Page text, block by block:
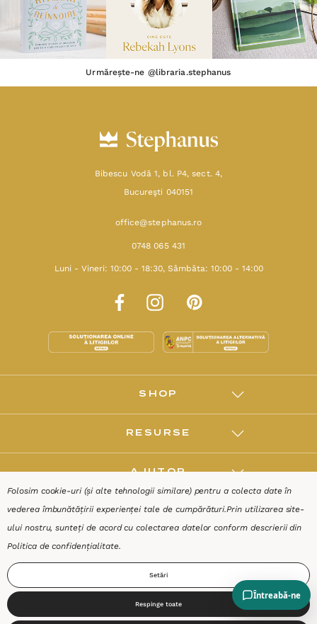
Urmărește-ne @libraria.stephanus
Bibescu Vodă 1, bl. P4, sect. 4,
Bucureşti 040151
office@stephanus.ro
0748 065 431
Luni - Vineri: 10:00 - 18:30, Sâmbăta: 10:00 - 14:00
SHOP
RESURSE
AJUTOR
DESPRE
Folosim cookie-uri (și alte tehnologii similare) pentru a colecta date în
vederea îmbunătățirii experienței tale de cumpărături.Prin utilizarea site-
ului nostru, sunteți de acord cu colectarea datelor conform descrierii din
Politica de confidențialitate.
Setări
Respinge toate